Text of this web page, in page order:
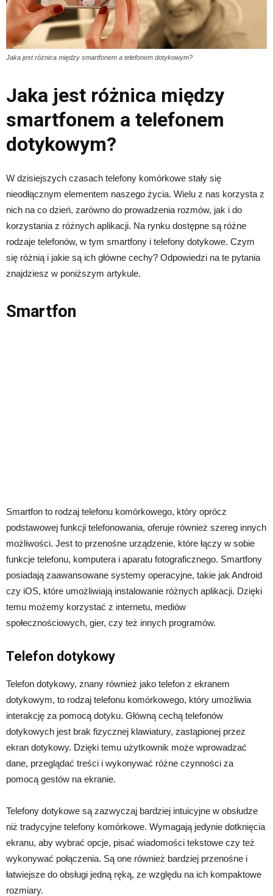
Jaka jest różnica między smartfonem a telefonem dotykowym?
Jaka jest różnica między
smartfonem a telefonem
dotykowym?
W dzisiejszych czasach telefony komórkowe stały się
nieodłącznym elementem naszego życia. Wielu z nas korzysta z
nich na co dzień, zarówno do prowadzenia rozmów, jak i do
korzystania z różnych aplikacji. Na rynku dostępne są różne
rodzaje telefonów, w tym smartfony i telefony dotykowe. Czym
się różnią i jakie są ich główne cechy? Odpowiedzi na te pytania
znajdziesz w poniższym artykule.
Smartfon
Smartfon to rodzaj telefonu komórkowego, który oprócz
podstawowej funkcji telefonowania, oferuje również szereg innych
możliwości. Jest to przenośne urządzenie, które łączy w sobie
funkcje telefonu, komputera i aparatu fotograficznego. Smartfony
posiadają zaawansowane systemy operacyjne, takie jak Android
czy iOS, które umożliwiają instalowanie różnych aplikacji. Dzięki
temu możemy korzystać z internetu, mediów
społecznościowych, gier, czy też innych programów.
Telefon dotykowy
Telefon dotykowy, znany również jako telefon z ekranem
dotykowym, to rodzaj telefonu komórkowego, który umożliwia
interakcję za pomocą dotyku. Główną cechą telefonów
dotykowych jest brak fizycznej klawiatury, zastąpionej przez
ekran dotykowy. Dzięki temu użytkownik może wprowadzać
dane, przeglądać treści i wykonywać różne czynności za
pomocą gestów na ekranie.
Telefony dotykowe są zazwyczaj bardziej intuicyjne w obsłudze
niż tradycyjne telefony komórkowe. Wymagają jedynie dotknięcia
ekranu, aby wybrać opcje, pisać wiadomości tekstowe czy też
wykonywać połączenia. Są one również bardziej przenośne i
łatwiejsze do obsługi jedną ręką, ze względu na ich kompaktowe
rozmiary.